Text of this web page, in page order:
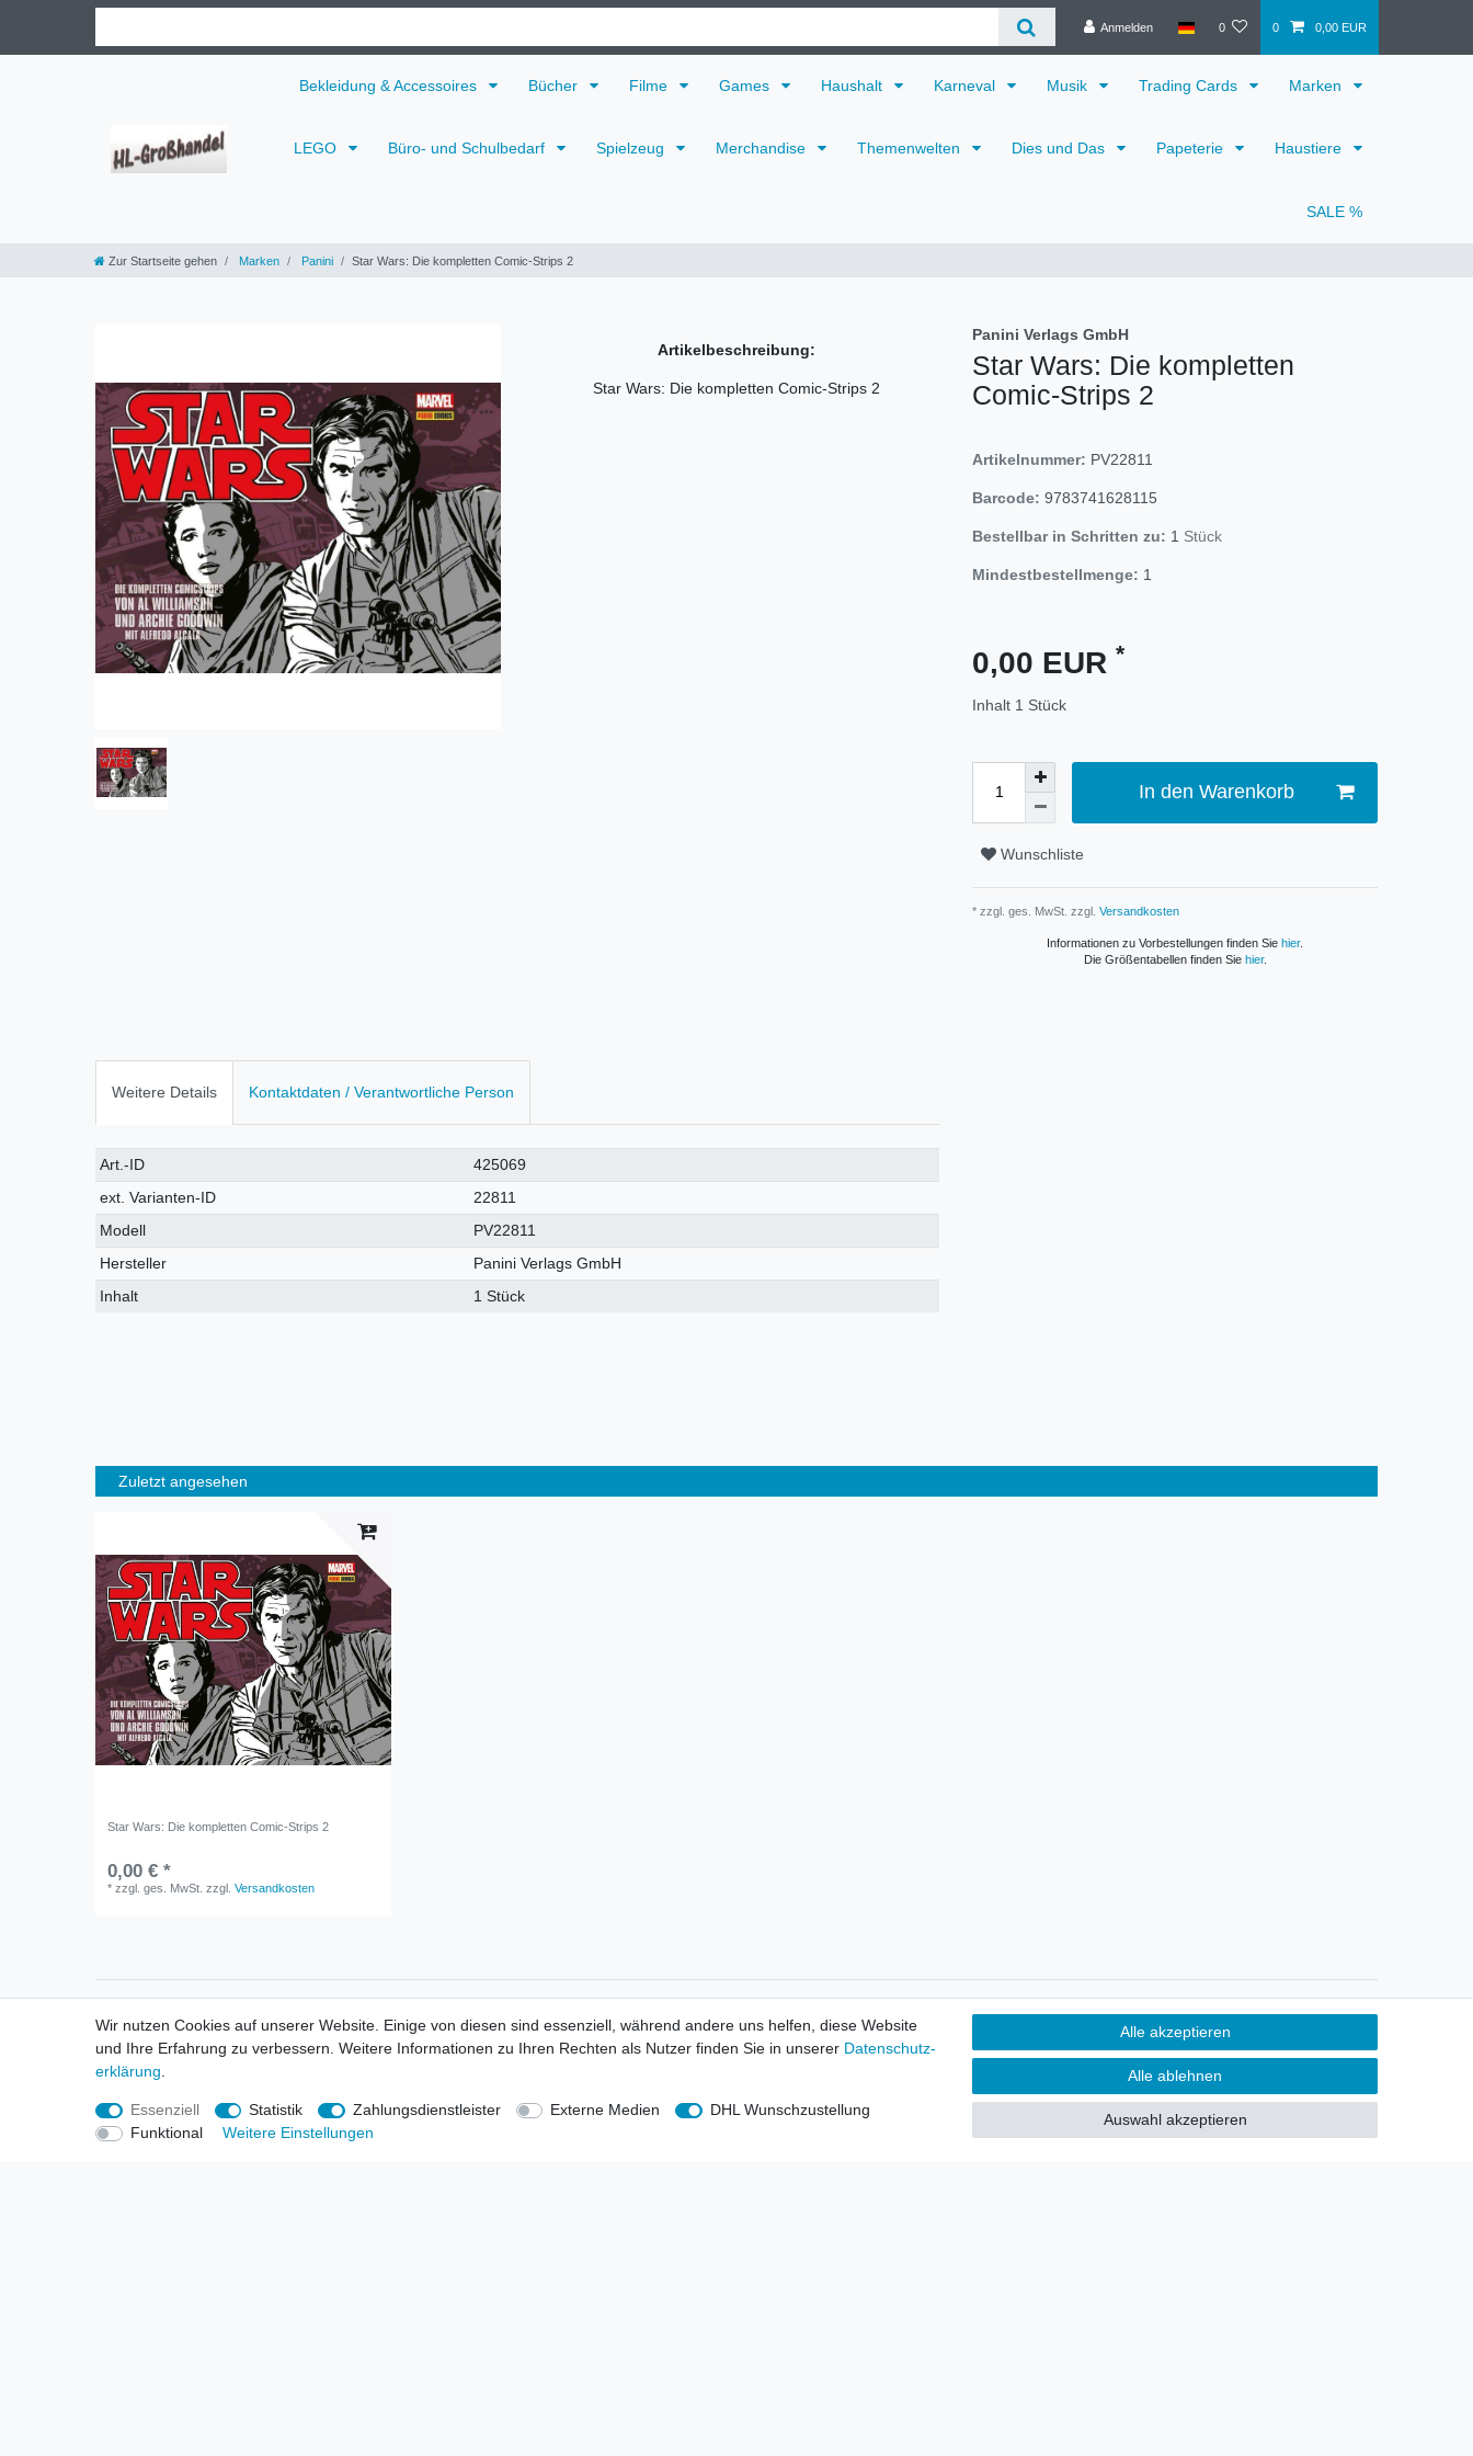
Anmelden 0 0 0,00 EUR
Bekleidung & Accessoires Bücher Filme Games Haushalt Karneval Musik Trading Cards Marken
LEGO Büro- und Schulbedarf Spielzeug Merchandise Themenwelten Dies und Das Papeterie Haustiere
SALE %
Zur Startseite gehen Marken Panini Star Wars: Die kompletten Comic-Strips 2
Artikelbeschreibung:
Star Wars: Die kompletten Comic-Strips 2
Panini Verlags GmbH
Star Wars: Die kompletten
Comic-Strips 2
Artikelnummer: PV22811
Barcode: 9783741628115
Bestellbar in Schritten zu: 1 Stück
Mindestbestellmenge: 1
0,00 EUR *
Inhalt 1 Stück
In den Warenkorb
Wunschliste
* zzgl. ges. MwSt. zzgl. Versandkosten
Informationen zu Vorbestellungen finden Sie hier.
Die Größentabellen finden Sie hier.
Weitere Details Kontaktdaten / Verantwortliche Person
Technisches
Merkmal
Wert
Art.-ID
425069
ext. Varianten-ID
22811
Modell
PV22811
Hersteller
Panini Verlags GmbH
Inhalt
1 Stück
Zuletzt angesehen
Star Wars: Die kompletten Comic-Strips 2
0,00 € *
*zzgl. ges. MwSt. zzgl.Versandkosten
Informationen
Neukunden / New Accounts
Zahlung
Versandkosten
Entsorgungs- & Umweltbestimmungen
Größentabellen
Informationen
Händlerbund - rechtssicher verkaufen
Produkt-Kataloge
Über uns
Wir versenden mit
Sie möchten über neu eingetroffene
Lagerware oder Neuheiten
allgemein informiert werden?
Wir nutzen Cookies auf unserer Website. Einige von diesen sind essenziell, während andere uns helfen, diese Website
und Ihre Erfahrung zu verbessern. Weitere Informationen zu Ihren Rechten als Nutzer finden Sie in unserer Daten­schutz­
erklärung
Essenziell Statistik Zahlungsdienstleister Externe Medien
DHL Wunschzustellung
Funktional
Weitere Einstellungen
Alle akzeptieren
Alle ablehnen
Auswahl akzeptieren